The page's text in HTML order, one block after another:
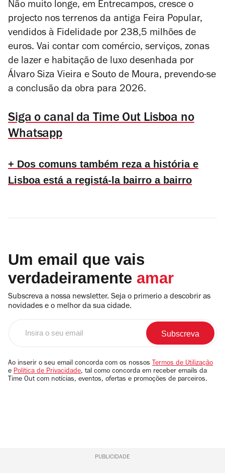
Não muito longe, em Entrecampos, cresce o
projecto nos terrenos da antiga Feira Popular,
vendidos à Fidelidade por 238,5 milhões de
euros. Vai contar com comércio, serviços, zonas
de lazer e habitação de luxo desenhada por
Álvaro Siza Vieira e Souto de Moura, prevendo-se
a conclusão da obra para 2026.
Siga o canal da Time Out Lisboa no
Whatsapp
+ Dos comuns também reza a história e
Lisboa está a registá-la bairro a bairro
Um email que vais
verdadeiramente amar
Subscreva a nossa newsletter. Seja o primerio a descobrir as
novidades e o melhor da sua cidade.
email
Ao inserir o seu email concorda com os nossos Termos de Utilização
e Política de Privacidade, tal como concorda em receber emails da
Time Out com notícias, eventos, ofertas e promoções de parceiros.
PUBLICIDADE